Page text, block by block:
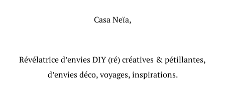
Casa Neïa,
Révélatrice d’envies DIY (ré) créatives & pétillantes,
d’envies déco, voyages, inspirations.